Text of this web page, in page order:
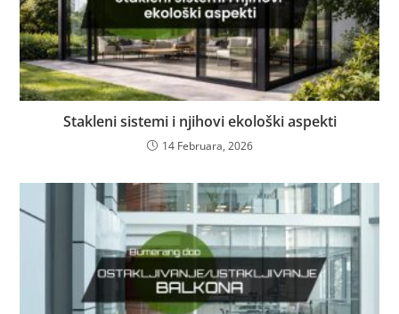
Stakleni sistemi i njihovi ekološki aspekti
14 Februara, 2026